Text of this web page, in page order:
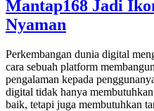
Mantap168 Jadi
Nyaman
Perkembangan dunia digital
cara sebuah platform
pengalaman kepada
digital tidak hanya
baik, tetapi juga membutuhkan